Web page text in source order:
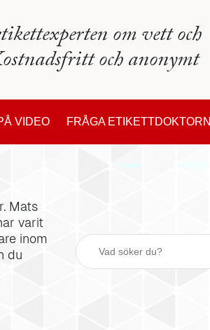
om vett och
och anonymt
VIDEO FRÅGA ETIKETTDOKTORN
Mats
varit
inom
du